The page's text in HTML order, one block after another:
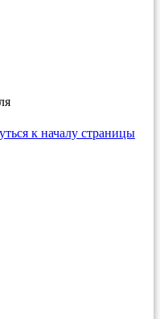
к началу страницы